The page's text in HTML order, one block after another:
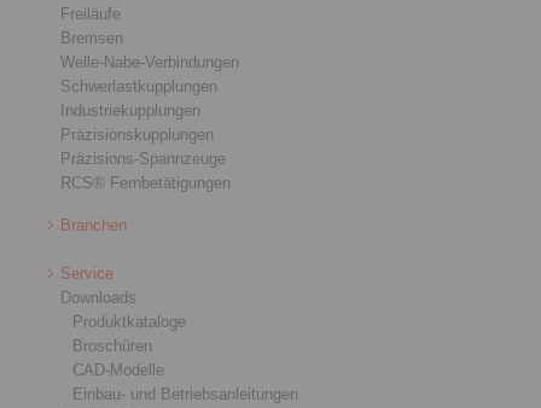
Freiläufe
Bremsen
Welle-Nabe-Verbindungen
Schwerlastkupplungen
Industriekupplungen
Präzisionskupplungen
Präzisions-Spannzeuge
RCS® Fernbetätigungen
Branchen
Service
Downloads
Produktkataloge
Broschüren
CAD-Modelle
Einbau- und Betriebsanleitungen